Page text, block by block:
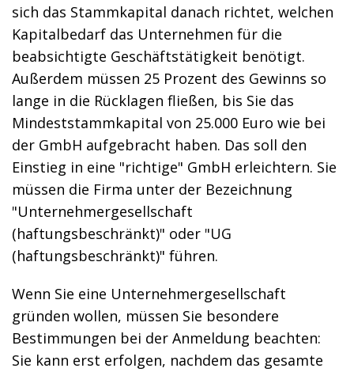
sich das Stammkapital danach richtet, welchen
Kapitalbedarf das Unternehmen für die
beabsichtigte Geschäftstätigkeit benötigt.
Außerdem müssen 25 Prozent des Gewinns so
lange in die Rücklagen fließen, bis Sie das
Mindeststammkapital von 25.000 Euro wie bei
der GmbH aufgebracht haben. Das soll den
Einstieg in eine "richtige" GmbH erleichtern. Sie
müssen die Firma unter der Bezeichnung
"Unternehmergesellschaft
(haftungsbeschränkt)" oder "UG
(haftungsbeschränkt)" führen.
Wenn Sie eine Unternehmergesellschaft
gründen wollen, müssen Sie besondere
Bestimmungen bei der Anmeldung beachten:
Sie kann erst erfolgen, nachdem das gesamte